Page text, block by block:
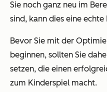
Sie noch ganz neu im
sind, kann dies eine
Bevor Sie mit der
beginnen, sollten Sie
setzen, die einen
zum Kinderspiel macht.